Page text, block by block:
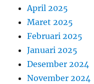
April 2025
Maret 2025
Februari 2025
Januari 2025
Desember 2024
November 2024